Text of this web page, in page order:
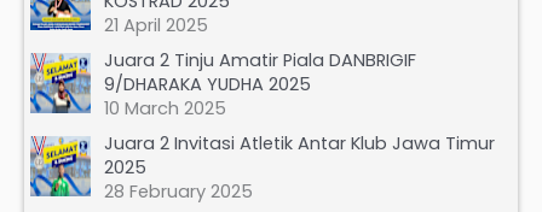
21 April 2025
Juara 2 Tinju Amatir Piala DANBRIGIF
9/DHARAKA YUDHA 2025
10 March 2025
Juara 2 Invitasi Atletik Antar Klub Jawa Timur
2025
28 February 2025